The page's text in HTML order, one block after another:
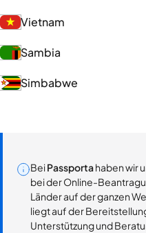
Vietnam
Sambia
Simbabwe
BeiPassportahaben wir
bei der Online-
Länder auf der ganzen
liegt auf der
Unterstützung und